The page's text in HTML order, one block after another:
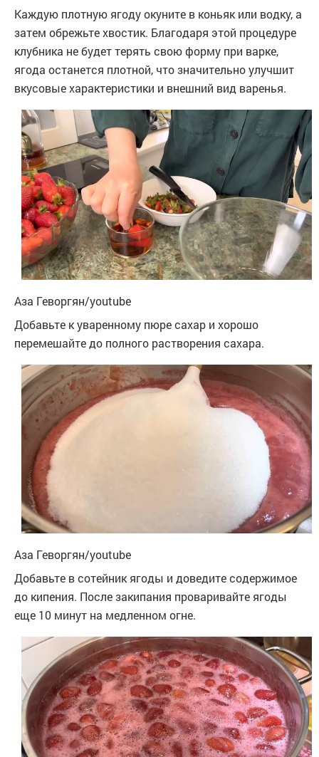
Каждую плотную ягоду окуните в коньяк или водку, а
затем обрежьте хвостик. Благодаря этой процедуре
клубника не будет терять свою форму при варке,
ягода останется плотной, что значительно улучшит
вкусовые характеристики и внешний вид варенья.
Аза Геворгян/youtube
Добавьте к уваренному пюре сахар и хорошо
перемешайте до полного растворения сахара.
Аза Геворгян/youtube
Добавьте в сотейник ягоды и доведите содержимое
до кипения. После закипания проваривайте ягоды
еще 10 минут на медленном огне.